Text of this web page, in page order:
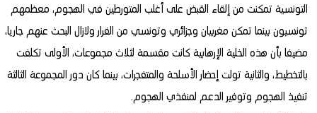
التونسية تمكنت من إلقاء القبض على أغلب المتورطين في الهجوم، معظمهم
تونسيون بينما تمكن مغربيان وجزائري وتونسي من الفرار ولازال البحث عنهم جاريا،
مضيفا بأن هذه الخلية الإرهابية كانت مقسمة لثلاث مجموعات، الأولى تكلفت
بالتخطيط، والثانية تولت إحضار الأسلحة والمتفجرات، بينما كان دور المجموعة الثالثة
تنفيذ الهجوم وتوفير الدعم لمنفذي الهجوم.